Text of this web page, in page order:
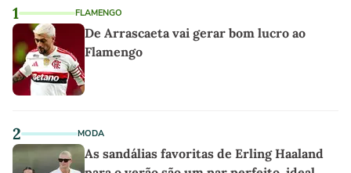
1 FLAMENGO
De Arrascaeta vai gerar bom lucro ao
Flamengo
2 MODA
As sandálias favoritas de Erling Haaland